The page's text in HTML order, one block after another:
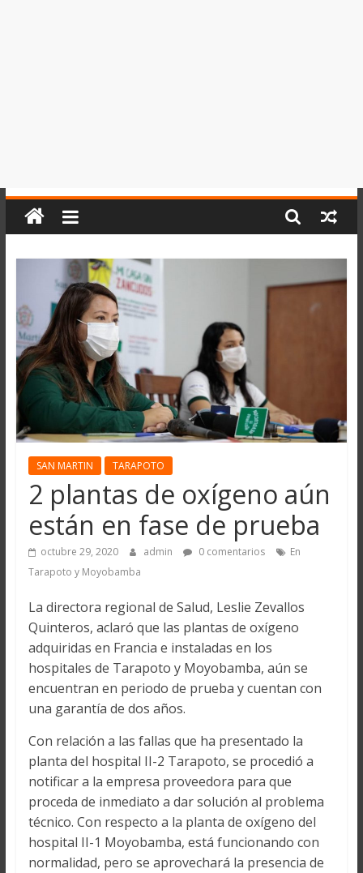
SAN MARTIN TARAPOTO
2 plantas de oxígeno aún
están en fase de prueba
octubre 29, 2020 admin 0 comentarios
En
Tarapoto y Moyobamba
La directora regional de Salud, Leslie Zevallos
Quinteros, aclaró que las plantas de oxígeno
adquiridas en Francia e instaladas en los
hospitales de Tarapoto y Moyobamba, aún se
encuentran en periodo de prueba y cuentan con
una garantía de dos años.
Con relación a las fallas que ha presentado la
planta del hospital II-2 Tarapoto, se procedió a
notificar a la empresa proveedora para que
proceda de inmediato a dar solución al problema
técnico. Con respecto a la planta de oxígeno del
hospital II-1 Moyobamba, está funcionando con
normalidad, pero se aprovechará la presencia de